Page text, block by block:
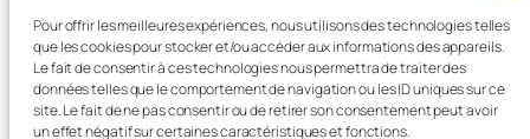
Pour offrir les meilleures expériences, nous utilisons des technologies telles
que les cookies pour stocker et/ou accéder aux informations des appareils.
Le fait de consentir à ces technologies nous permettra de traiter des
données telles que le comportement de navigation ou les ID uniques sur ce
site. Le fait de ne pas consentir ou de retirer son consentement peut avoir
un effet négatif sur certaines caractéristiques et fonctions.
Les Producteurs Réunis